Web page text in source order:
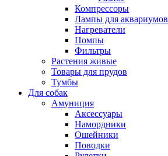
Компрессоры
Лампы для аквариумов
Нагреватели
Помпы
Фильтры
Растения живые
Товары для прудов
Тумбы
Для собак
Амуниция
Аксессуары
Намордники
Ошейники
Поводки